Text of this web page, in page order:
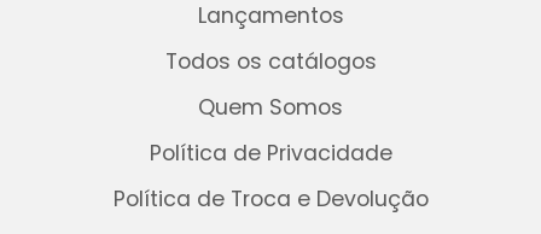
Lançamentos
Todos os catálogos
Quem Somos
Política de Privacidade
Política de Troca e Devolução